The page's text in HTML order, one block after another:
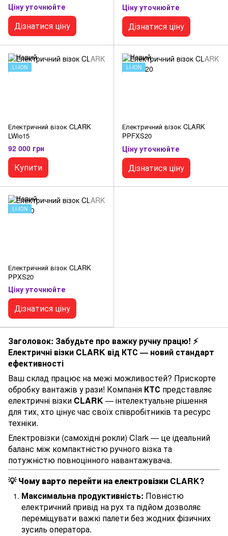
Ціну уточнюйте
Дізнатися ціну
Ціну уточнюйте
Дізнатися ціну
LI-ION
Електричний візок CLARK
LWio15
92 000 грн
Купити
LI-ION
Електричний візок CLARK
PPFXS20
Ціну уточнюйте
Дізнатися ціну
LI-ION
Електричний візок CLARK
PPXS20
Ціну уточнюйте
Дізнатися ціну
Заголовок: Забудьте про важку ручну працю! ⚡
Електричні візки CLARK від КТС — новий стандарт
ефективності
Ваш склад працює на межі можливостей? Прискорте
обробку вантажів у рази! Компанія КТС представляє
електричні візкиCLARK— інтелектуальне рішення
для тих, хто цінує час своїх співробітників та ресурс
техніки.
Електровізки (самохідні рокли) Clark — це ідеальний
баланс між компактністю ручного візка та
потужністю повноцінного навантажувача.
💡 Чому варто перейти на електровізки CLARK?
Максимальна продуктивність: Повністю
електричний привід на рух та підйом дозволяє
переміщувати важкі палети без жодних фізичних
зусиль оператора.